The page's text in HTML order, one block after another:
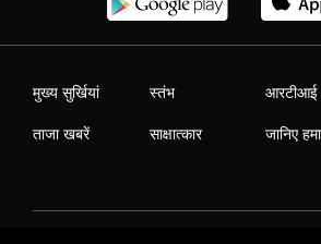
मुख्य सुर्खियां
ताजा खबरें
स्तंभ
साक्षात्कार
आरटीआई
जानिए